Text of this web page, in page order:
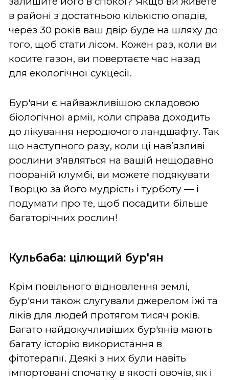
в районі з достатньою кількістю опадів,
через 30 років ваш двір буде на шляху до
того, щоб стати лісом. Кожен раз, коли ви
косите газон, ви повертаєте час назад
для екологічної сукцесії.
Бур'яни є найважливішою складовою
біологічної армії, коли справа доходить
до лікування неродючого ландшафту. Так
що наступного разу, коли ці нав’язливі
рослини з'являться на вашій нещодавно
поораній клумбі, ви можете подякувати
Творцю за його мудрість і турботу — і
подумати про те, щоб посадити більше
багаторічних рослин!
Кульбаба: цілющий бур'ян
Крім повільного відновлення землі,
бур'яни також слугували джерелом їжі та
ліків для людей протягом тисяч років.
Багато найдокучливіших бур'янів мають
багату історію використання в
фітотерапії. Деякі з них були навіть
імпортовані спочатку в якості овочів, як і